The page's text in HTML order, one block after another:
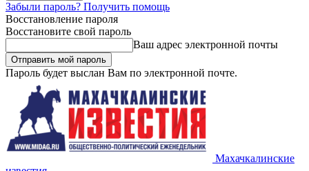
Забыли пароль? Получить помощь
Восстановление пароля
Восстановите свой пароль
Ваш адрес электронной почты
Пароль будет выслан Вам по электронной почте.
Махачкалинские